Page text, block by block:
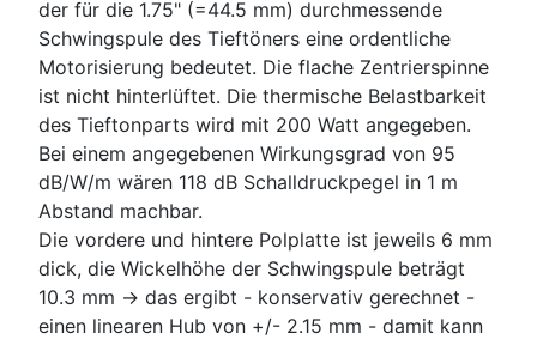
der für die 1.75" (=44.5 mm) durchmessende
Schwingspule des Tieftöners eine ordentliche
Motorisierung bedeutet. Die flache Zentrierspinne
ist nicht hinterlüftet. Die thermische Belastbarkeit
des Tieftonparts wird mit 200 Watt angegeben.
Bei einem angegebenen Wirkungsgrad von 95
dB/W/m wären 118 dB Schalldruckpegel in 1 m
Abstand machbar.
Die vordere und hintere Polplatte ist jeweils 6 mm
dick, die Wickelhöhe der Schwingspule beträgt
10.3 mm -> das ergibt - konservativ gerechnet -
einen linearen Hub von +/- 2.15 mm - damit kann